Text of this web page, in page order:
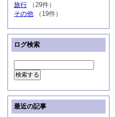
旅行 （29件）
その他 （19件）
ログ検索
最近の記事